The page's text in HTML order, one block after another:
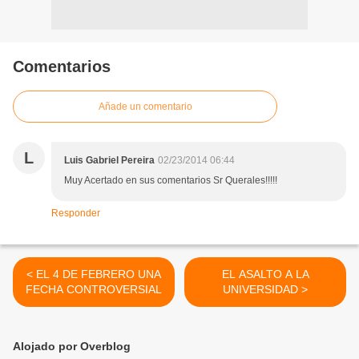
Comentarios
Añade un comentario
L Luis Gabriel Pereira 02/23/2014 06:44
Muy Acertado en sus comentarios Sr Querales!!!!!
Responder
< EL 4 DE FEBRERO UNA
FECHA CONTROVERSIAL
EL ASALTO A LA
UNIVERSIDAD >
Alojado por Overblog